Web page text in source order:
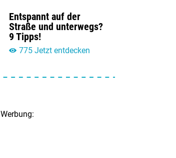
Entspannt auf der
Straße und unterwegs?
9 Tipps!
775 Jetzt entdecken
Werbung: